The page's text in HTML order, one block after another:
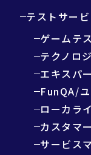
テストサー
ゲームテ
テクノロ
エキスパ
FunQA/
ローカラ
カスタマ
サービス